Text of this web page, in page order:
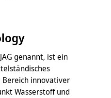
genannt, ist ein
innovativer
Wasserstoff und